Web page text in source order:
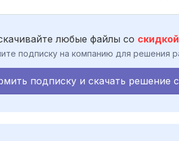
любые файлы со
подписку на компанию для решения
подписку и скачать решение